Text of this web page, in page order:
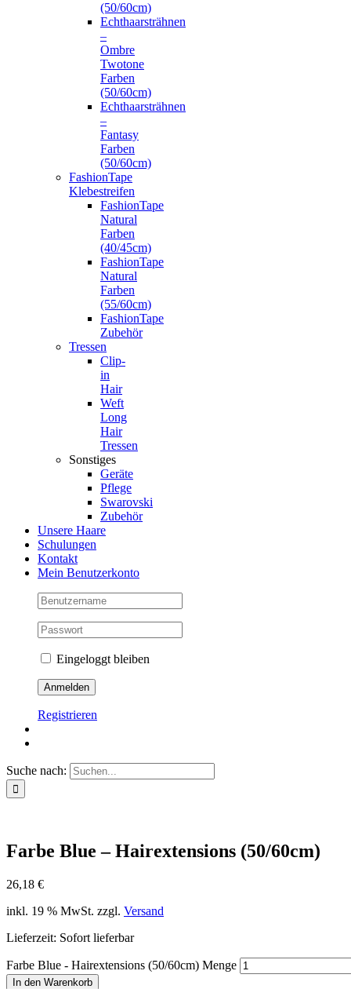
(50/60cm)
Echthaarsträhnen
–
Ombre
Twotone
Farben
(50/60cm)
Echthaarsträhnen
–
Fantasy
Farben
(50/60cm)
FashionTape
Klebestreifen
FashionTape
Natural
Farben
(40/45cm)
FashionTape
Natural
Farben
(55/60cm)
FashionTape
Zubehör
Tressen
Clip-
in
Hair
Weft
Long
Hair
Tressen
Sonstiges
Geräte
Pflege
Swarovski
Zubehör
Unsere Haare
Schulungen
Kontakt
Mein Benutzerkonto
Eingeloggt bleiben
Registrieren
Suche nach:
Farbe Blue – Hairextensions (50/60cm)
26,18 €
inkl. 19 % MwSt. zzgl. Versand
Lieferzeit: Sofort lieferbar
Farbe Blue - Hairextensions (50/60cm) Menge
In den Warenkorb